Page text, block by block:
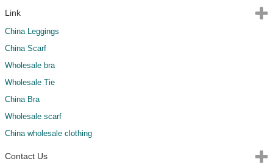
Link
China Leggings
China Scarf
Wholesale bra
Wholesale Tie
China Bra
Wholesale scarf
China wholesale clothing
Contact Us